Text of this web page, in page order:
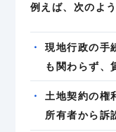
例えば、次のよ
現地行政の手
も関わらず、
土地契約の権
所有者から訴